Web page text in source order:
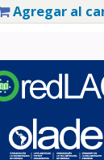
Agregar al